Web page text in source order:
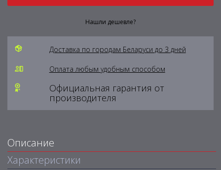
Нашли дешевле?
Доставка по городам Беларуси до 3 дней
Оплата любым удобным способом
Официальная гарантия от
производителя
Описание
Характеристики